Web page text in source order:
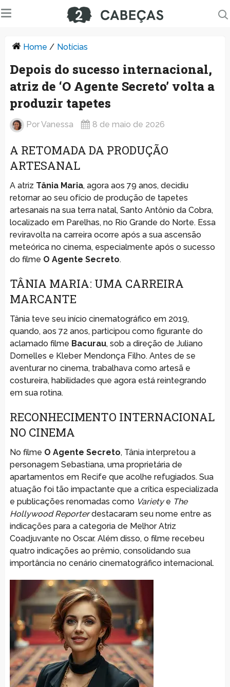
Home / Notícias
Depois do sucesso internacional,
atriz de ‘O Agente Secreto’ volta a
produzir tapetes
PorVanessa 8 de maio de 2026
A RETOMADA DA PRODUÇÃO
ARTESANAL
A atriz Tânia Maria, agora aos 79 anos, decidiu
retornar ao seu ofício de produção de tapetes
artesanais na sua terra natal, Santo Antônio da Cobra,
localizado em Parelhas, no Rio Grande do Norte. Essa
reviravolta na carreira ocorre após a sua ascensão
meteórica no cinema, especialmente após o sucesso
do filme O Agente Secreto.
TÂNIA MARIA: UMA CARREIRA
MARCANTE
Tânia teve seu início cinematográfico em 2019,
quando, aos 72 anos, participou como figurante do
aclamado filme Bacurau, sob a direção de Juliano
Dornelles e Kleber Mendonça Filho. Antes de se
aventurar no cinema, trabalhava como artesã e
costureira, habilidades que agora está reintegrando
em sua rotina.
RECONHECIMENTO INTERNACIONAL
NO CINEMA
No filme O Agente Secreto, Tânia interpretou a
personagem Sebastiana, uma proprietária de
apartamentos em Recife que acolhe refugiados. Sua
atuação foi tão impactante que a crítica especializada
e publicações renomadas como Varietye The
Hollywood Reporterdestacaram seu nome entre as
indicações para a categoria de Melhor Atriz
Coadjuvante no Oscar. Além disso, o filme recebeu
quatro indicações ao prêmio, consolidando sua
importância no cenário cinematográfico internacional.